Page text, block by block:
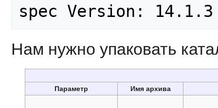
Нам нужно упаковать
Параметр Имя архива